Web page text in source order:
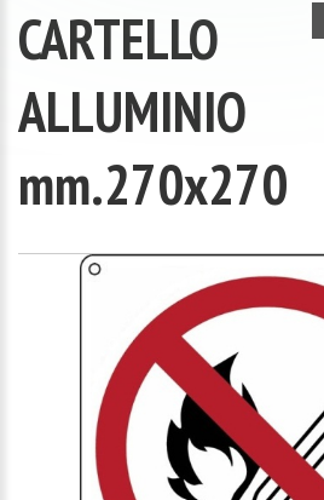
CARTELLO
ALLUMINIO
mm.270x270